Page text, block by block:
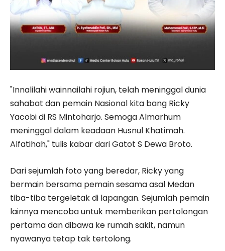
"Innalilahi wainnailahi rojiun, telah meninggal dunia
sahabat dan pemain Nasional kita bang Ricky
Yacobi di RS Mintoharjo. Semoga Almarhum
meninggal dalam keadaan Husnul Khatimah.
Alfatihah," tulis kabar dari Gatot S Dewa Broto.
Dari sejumlah foto yang beredar, Ricky yang
bermain bersama pemain sesama asal Medan
tiba-tiba tergeletak di lapangan. Sejumlah pemain
lainnya mencoba untuk memberikan pertolongan
pertama dan dibawa ke rumah sakit, namun
nyawanya tetap tak tertolong.